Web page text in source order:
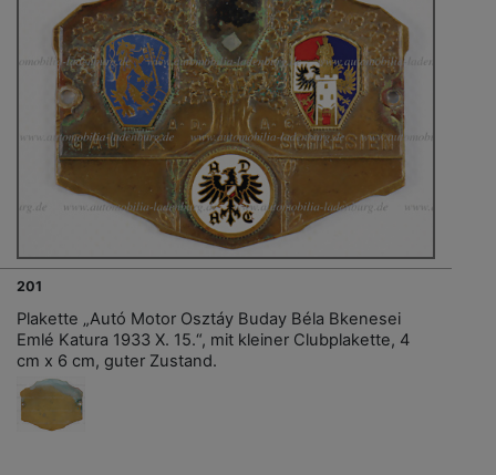
201
Plakette „Autó Motor Osztáy Buday Béla Bkenesei
Emlé Katura 1933 X. 15.“, mit kleiner Clubplakette, 4
cm x 6 cm, guter Zustand.